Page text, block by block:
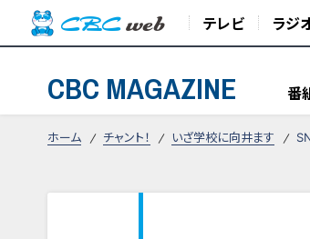
テレビ ラジ
CBC MAGAZINE 番
ホーム チャント！ いざ学校に向井ます